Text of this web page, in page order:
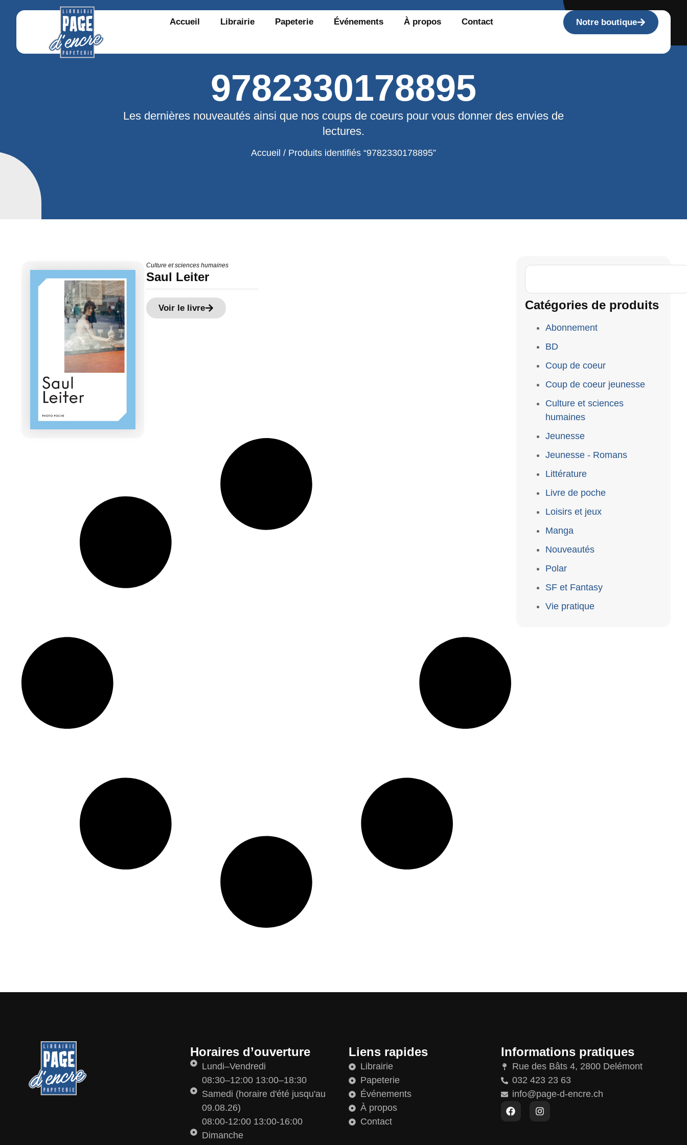
Accueil Librairie Papeterie Événements À propos Contact Notre boutique
9782330178895
Les dernières nouveautés ainsi que nos coups de coeurs pour vous donner des envies de
lectures.
Accueil / Produits identifiés “9782330178895”
Culture et sciences humaines
Saul Leiter
Voir le livre Catégories de produits
Abonnement
BD
Coup de coeur
Coup de coeur jeunesse
Culture et sciences
humaines
Jeunesse
Jeunesse - Romans
Littérature
Livre de poche
Loisirs et jeux
Manga
Nouveautés
Polar
SF et Fantasy
Vie pratique
Horaires d’ouverture
Lundi–Vendredi
08:30–12:00 13:00–18:30
Samedi (horaire d'été jusqu'au
09.08.26)
08:00-12:00 13:00-16:00
Dimanche
Liens rapides
Librairie
Papeterie
Événements
À propos
Contact
Informations pratiques
Rue des Bâts 4, 2800 Delémont
032 423 23 63
info@page-d-encre.ch